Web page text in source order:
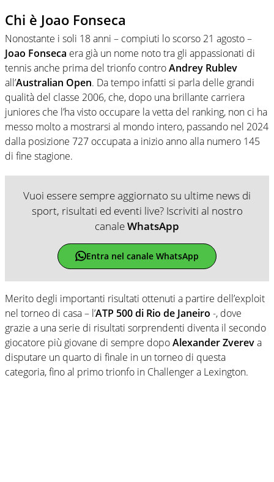
Chi è Joao Fonseca
Nonostante i soli 18 anni – compiuti lo scorso 21 agosto –
Joao Fonseca era già un nome noto tra gli appassionati di
tennis anche prima del trionfo controAndrey Rublev
all’Australian Open. Da tempo infatti si parla delle grandi
qualità del classe 2006, che, dopo una brillante carriera
juniores che l’ha visto occupare la vetta del ranking, non ci ha
messo molto a mostrarsi al mondo intero, passando nel 2024
dalla posizione 727 occupata a inizio anno alla numero 145
di fine stagione.
Vuoi essere sempre aggiornato su ultime news di
sport, risultati ed eventi live? Iscriviti al nostro
canaleWhatsApp
Entra nel canale WhatsApp
Merito degli importanti risultati ottenuti a partire dell’exploit
nel torneo di casa – l’ATP 500 di Rio de Janeiro -, dove
grazie a una serie di risultati sorprendenti diventa il secondo
giocatore più giovane di sempre dopoAlexander Zvereva
disputare un quarto di finale in un torneo di questa
categoria, fino al primo trionfo in Challenger a Lexington.